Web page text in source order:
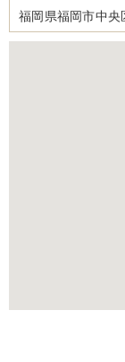
福岡県福岡市中